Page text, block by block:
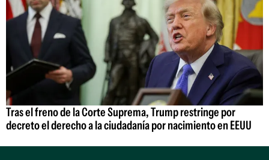
Tras el freno de la Corte Suprema, Trump restringe por
decreto el derecho a la ciudadanía por nacimiento en EEUU